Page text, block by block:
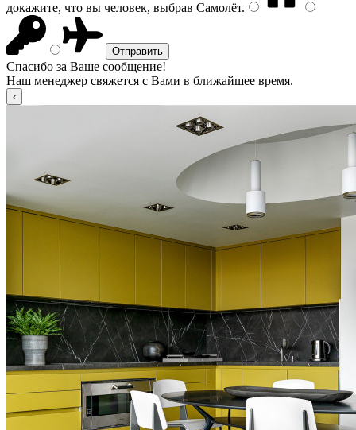
докажите, что вы человек, выбрав Самолёт.
Спасибо за Ваше сообщение!
Наш менеджер свяжется с Вами в ближайшее время.